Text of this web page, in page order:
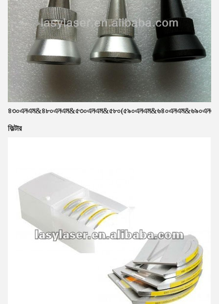
৪৩০এনএম&৪৮০এনএম&৫৩০এনএম&৫৮০(৫৯০এনএম&৬৪০এনএম&৬৯০এনএম
ফিল্টার